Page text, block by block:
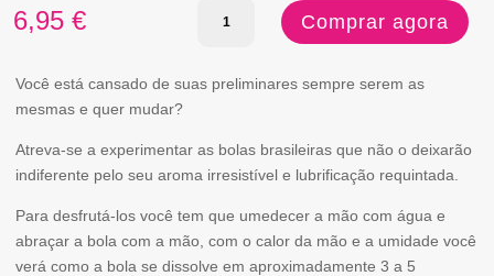
6,95 €
Quantidade
BRAZILIAN
-
BOLAS
DE
Comprar agora
Você está cansado de suas preliminares sempre serem as
mesmas e quer mudar?
Atreva-se a experimentar as bolas brasileiras que não o deixarão
indiferente pelo seu aroma irresistível e lubrificação requintada.
Para desfrutá-los você tem que umedecer a mão com água e
abraçar a bola com a mão, com o calor da mão e a umidade você
verá como a bola se dissolve em aproximadamente 3 a 5